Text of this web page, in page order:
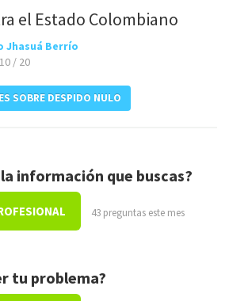
el Estado Colombiano
Jhasuá Berrío
/ 20
SOBRE DESPIDO NULO
información que buscas?
43 preguntas este mes
tu problema?